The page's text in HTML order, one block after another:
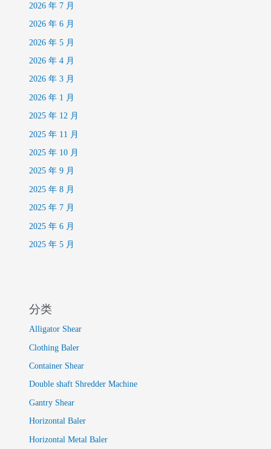
2026 年 7 月
2026 年 6 月
2026 年 5 月
2026 年 4 月
2026 年 3 月
2026 年 1 月
2025 年 12 月
2025 年 11 月
2025 年 10 月
2025 年 9 月
2025 年 8 月
2025 年 7 月
2025 年 6 月
2025 年 5 月
分类
Alligator Shear
Clothing Baler
Container Shear
Double shaft Shredder Machine
Gantry Shear
Horizontal Baler
Horizontal Metal Baler